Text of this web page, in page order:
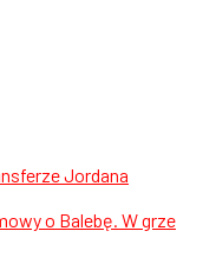
Jordana
o Balebę. W grze